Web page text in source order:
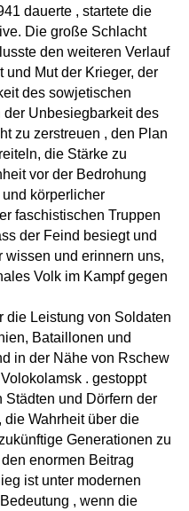
dauerte , startete die
Die große Schlacht
den weiteren Verlauf
Mut der Krieger, der
des sowjetischen
Unbesiegbarkeit des
zu zerstreuen , den Plan
die Stärke zu
vor der Bedrohung
körperlicher
faschistischen Truppen
der Feind besiegt und
wissen und erinnern uns,
Volk im Kampf gegen
die Leistung von Soldaten
Bataillonen und
in der Nähe von Rschew
. gestoppt
Städten und Dörfern der
die Wahrheit über die
Generationen zu
enormen Beitrag
ist unter modernen
, wenn die